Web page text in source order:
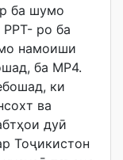
ба шумо
ро ба
намоиши
ба MP4.
ки
ва
дуӣ
Тоҷикистон